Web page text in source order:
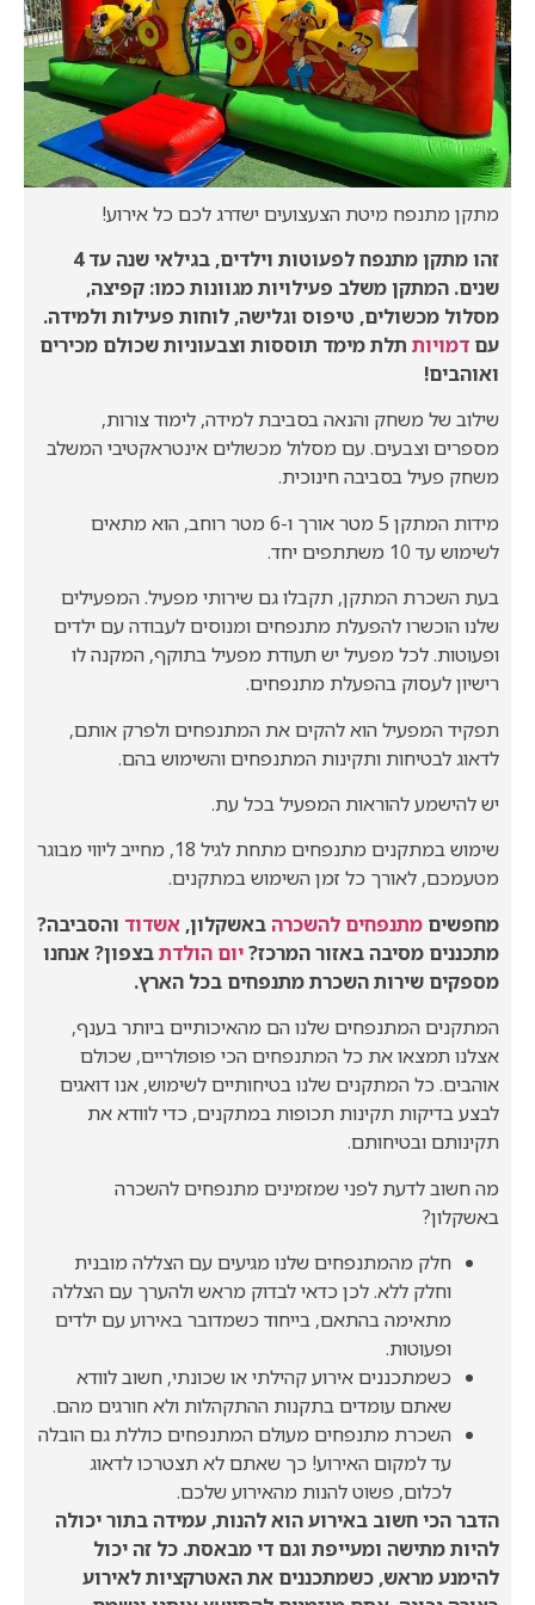
מתקן מתנפח מיטת הצעצועים ישדרג לכם כל אירוע!
זהו מתקן מתנפח לפעוטות וילדים, בגילאי שנה עד 4
שנים. המתקן משלב פעילויות מגוונות כמו: קפיצה,
מסלול מכשולים, טיפוס וגלישה, לוחות פעילות ולמידה.
עם דמויות תלת מימד תוססות וצבעוניות שכולם מכירים
ואוהבים!
שילוב של משחק והנאה בסביבת למידה, לימוד צורות,
מספרים וצבעים. עם מסלול מכשולים אינטראקטיבי המשלב
משחק פעיל בסביבה חינוכית.
מידות המתקן 5 מטר אורך ו-6 מטר רוחב, הוא מתאים
לשימוש עד 10 משתתפים יחד.
בעת השכרת המתקן, תקבלו גם שירותי מפעיל. המפעילים
שלנו הוכשרו להפעלת מתנפחים ומנוסים לעבודה עם ילדים
ופעוטות. לכל מפעיל יש תעודת מפעיל בתוקף, המקנה לו
רישיון לעסוק בהפעלת מתנפחים.
תפקיד המפעיל הוא להקים את המתנפחים ולפרק אותם,
לדאוג לבטיחות ותקינות המתנפחים והשימוש בהם.
יש להישמע להוראות המפעיל בכל עת.
שימוש במתקנים מתנפחים מתחת לגיל 18, מחייב ליווי מבוגר
מטעמכם, לאורך כל זמן השימוש במתקנים.
מחפשים מתנפחים להשכרהבאשקלון, אשדוד והסביבה?
מתכננים מסיבה באזור המרכז?יום הולדתבצפון? אנחנו
מספקים שירות השכרת מתנפחים בכל הארץ.
המתקנים המתנפחים שלנו הם מהאיכותיים ביותר בענף,
אצלנו תמצאו את כל המתנפחים הכי פופולריים, שכולם
אוהבים. כל המתקנים שלנו בטיחותיים לשימוש, אנו דואגים
לבצע בדיקות תקינות תכופות במתקנים, כדי לוודא את
תקינותם ובטיחותם.
מה חשוב לדעת לפני שמזמינים מתנפחים להשכרה
באשקלון?
חלק מהמתנפחים שלנו מגיעים עם הצללה מובנית
וחלק ללא. לכן כדאי לבדוק מראש ולהערך עם הצללה
מתאימה בהתאם, בייחוד כשמדובר באירוע עם ילדים
ופעוטות.
כשמתכננים אירוע קהילתי או שכונתי, חשוב לוודא
שאתם עומדים בתקנות ההתקהלות ולא חורגים מהם.
השכרת מתנפחים מעולם המתנפחים כוללת גם הובלה
עד למקום האירוע! כך שאתם לא תצטרכו לדאוג
לכלום, פשוט להנות מהאירוע שלכם.
הדבר הכי חשוב באירוע הוא להנות, עמידה בתור יכולה
להיות מתישה ומעייפת וגם די מבאסת. כל זה יכול
להימנע מראש, כשמתכננים את האטרקציות לאירוע